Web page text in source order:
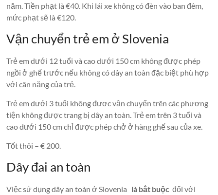
năm. Tiền phạt là €40. Khi lái xe không có đèn vào ban đêm,
mức phạt sẽ là €120.
Vận chuyển trẻ em ở Slovenia
Trẻ em dưới 12 tuổi và cao dưới 150 cm không được phép
ngồi ở ghế trước nếu không có dây an toàn đặc biệt phù hợp
với cân nặng của trẻ.
Trẻ em dưới 3 tuổi không được vận chuyển trên các phương
tiện không được trang bị dây an toàn. Trẻ em trên 3 tuổi và
cao dưới 150 cm chỉ được phép chở ở hàng ghế sau của xe.
Tốt thôi – € 200.
Dây đai an toàn
Việc sử dụng dây an toàn ở Slovenia là bắt buộc đối với